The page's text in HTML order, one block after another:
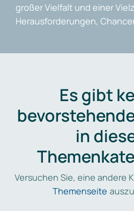
großer Vielfalt und einer
Herausforderungen,
Es gibt
in
Versuchen Sie, eine andere
Themenseite